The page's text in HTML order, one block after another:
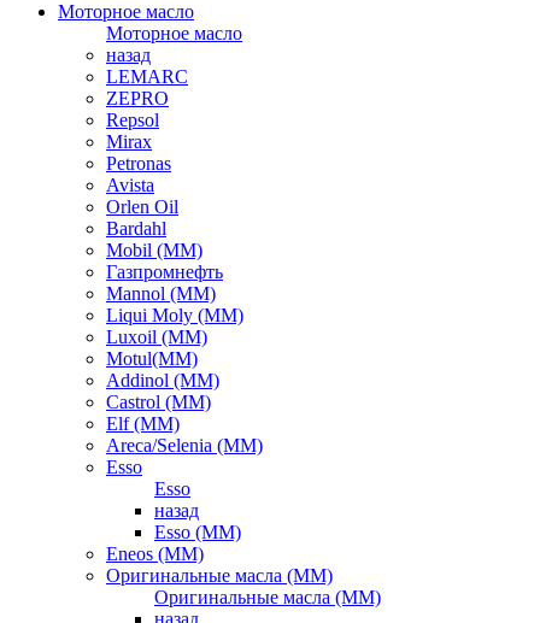
Моторное масло
Моторное масло
назад
LEMARC
ZEPRO
Repsol
Mirax
Petronas
Avista
Orlen Oil
Bardahl
Mobil (ММ)
Газпромнефть
Mannol (ММ)
Liqui Moly (ММ)
Luxoil (ММ)
Motul(ММ)
Addinol (ММ)
Castrol (ММ)
Elf (ММ)
Areca/Selenia (ММ)
Esso
Esso
назад
Esso (ММ)
Eneos (ММ)
Оригинальные масла (ММ)
Оригинальные масла (ММ)
назад